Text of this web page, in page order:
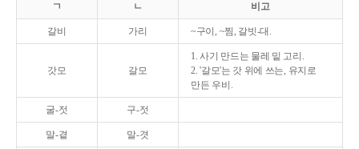
ㄱ ㄴ 비고
갈비 가리 ~구이, ~찜, 갈빗-대.
갓모 갈모
1. 사기 만드는 물레 밑 고리.
2. '갈모'는 갓 위에 쓰는, 유지로
만든 우비.
굴-젓 구-젓
말-곁 말-겻